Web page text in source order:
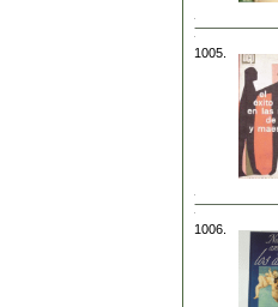
1005.
1006.